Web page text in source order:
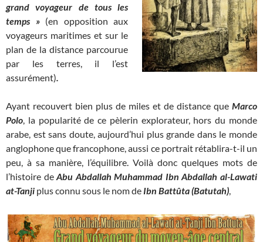
grand voyageur de tous les
temps » (en opposition aux
voyageurs maritimes et sur le
plan de la distance parcourue
par les terres, il l’est
assurément).
Ayant recouvert bien plus de miles et de distance que Marco
Polo, la popularité de ce pèlerin explorateur, hors du monde
arabe, est sans doute, aujourd’hui plus grande dans le monde
anglophone que francophone, aussi ce portrait rétablira-t-il un
peu, à sa manière, l’équilibre. Voilà donc quelques mots de
l’histoire deAbu Abdallah Muhammad Ibn Abdallah al-Lawati
at-Tanji plus connu sous le nom de Ibn Battûta(Batutah),